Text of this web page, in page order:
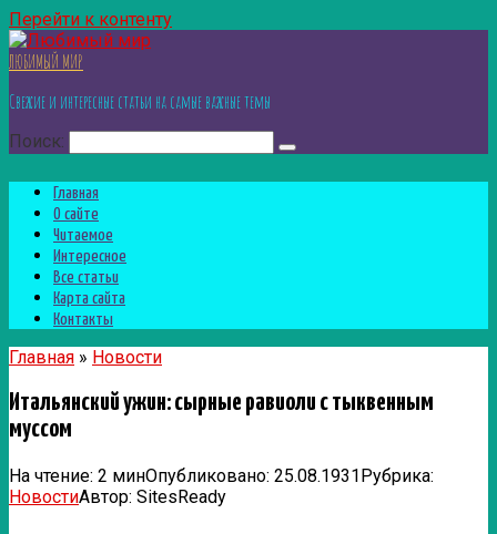
Перейти к контенту
ЛЮБИМЫЙ МИР
Свежие и интересные статьи на самые важные темы
Поиск:
Главная
О сайте
Читаемое
Интересное
Все статьи
Карта сайта
Контакты
Главная » Новости
Итальянский ужин: сырные равиоли с тыквенным
муссом
На чтение: 2 минОпубликовано: 25.08.1931Рубрика:
НовостиАвтор: SitesReady